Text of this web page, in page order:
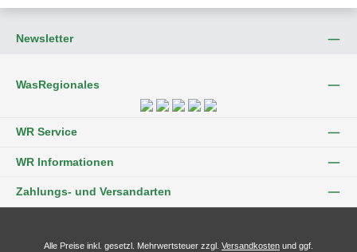
Newsletter
WasRegionales
WR Service
WR Informationen
Zahlungs- und Versandarten
Alle Preise inkl. gesetzl. Mehrwertsteuer zzgl. Versandkosten und ggf.